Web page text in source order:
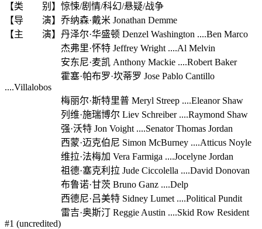
【类 别】惊悚/剧情/科幻/悬疑/战争
【导 演】乔纳森·戴米 Jonathan Demme
【主 演】丹泽尔·华盛顿 Denzel Washington ....Ben Marco
杰弗里·怀特 Jeffrey Wright ....Al Melvin
安东尼·麦凯 Anthony Mackie ....Robert Baker
霍塞·帕布罗·坎蒂罗 Jose Pablo Cantillo
....Villalobos
梅丽尔·斯特里普 Meryl Streep ....Eleanor Shaw
列维·施瑞博尔 Liev Schreiber ....Raymond Shaw
强·沃特 Jon Voight ....Senator Thomas Jordan
西蒙·迈克伯尼 Simon McBurney ....Atticus Noyle
维拉·法梅加 Vera Farmiga ....Jocelyne Jordan
祖德·塞克利拉 Jude Ciccolella ....David Donovan
布鲁诺·甘茨 Bruno Ganz ....Delp
西德尼·吕美特 Sidney Lumet ....Political Pundit
雷吉·奥斯汀 Reggie Austin ....Skid Row Resident
#1 (uncredited)